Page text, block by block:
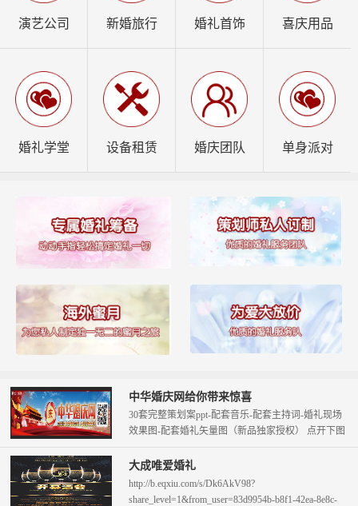
演艺公司 新婚旅行 婚礼首饰 喜庆用品
婚礼学堂 设备租赁 婚庆团队 单身派对
中华婚庆网给你带来惊喜
30套完整策划案ppt-配套音乐-配套主持词-婚礼现场
效果图-配套婚礼矢量图（新品独家授权） 点开下图
大成唯爱婚礼
http://b.eqxiu.com/s/Dk6AkV98?
share_level=1&from_user=83d9954b-b8f1-42ea-8e8c-